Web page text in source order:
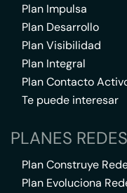
Plan Impulsa
Plan Desarrollo
Plan Visibilidad
Plan Integral
Plan Contacto
Te puede interesar
PLANES
Plan Construye
Plan Evoluciona